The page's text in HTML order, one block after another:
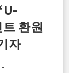
환원
자